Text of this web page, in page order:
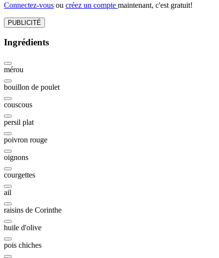
Connectez-vous ou créez un compte maintenant, c'est gratuit!
PUBLICITÉ
Ingrédients
mérou
bouillon de poulet
couscous
persil plat
poivron rouge
oignons
courgettes
ail
raisins de Corinthe
huile d'olive
pois chiches